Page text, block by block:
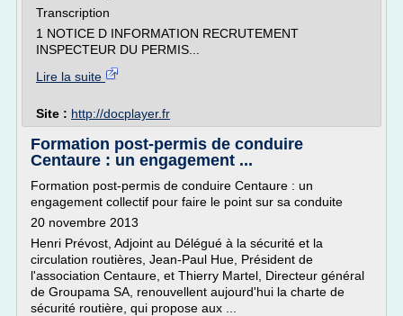
Transcription
1 NOTICE D INFORMATION RECRUTEMENT
INSPECTEUR DU PERMIS...
Lire la suite
Site : http://docplayer.fr
Formation post-permis de conduire
Centaure : un engagement ...
Formation post-permis de conduire Centaure : un
engagement collectif pour faire le point sur sa conduite
20 novembre 2013
Henri Prévost, Adjoint au Délégué à la sécurité et la
circulation routières, Jean-Paul Hue, Président de
l'association Centaure, et Thierry Martel, Directeur général
de Groupama SA, renouvellent aujourd'hui la charte de
sécurité routière, qui propose aux ...